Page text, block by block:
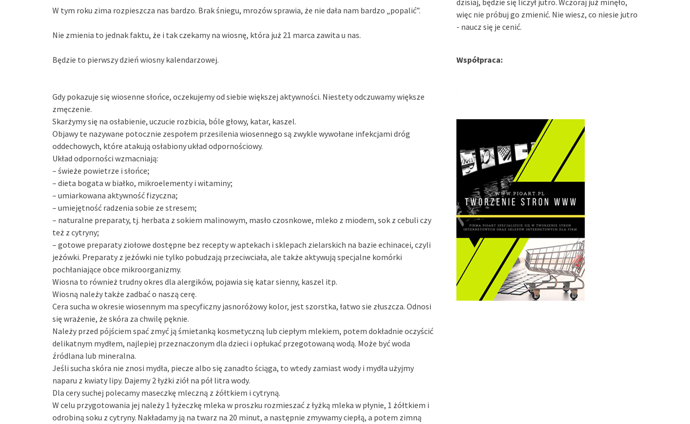
W tym roku zima rozpieszcza nas bardzo. Brak śniegu, mrozów sprawia, że nie dała nam bardzo „popalić”.
Nie zmienia to jednak faktu, że i tak czekamy na wiosnę, która już 21 marca zawita u nas.
Będzie to pierwszy dzień wiosny kalendarzowej.
Gdy pokazuje się wiosenne słońce, oczekujemy od siebie większej aktywności. Niestety odczuwamy większe
zmęczenie.
Skarżymy się na osłabienie, uczucie rozbicia, bóle głowy, katar, kaszel.
Objawy te nazywane potocznie zespołem przesilenia wiosennego są zwykle wywołane infekcjami dróg
oddechowych, które atakują osłabiony układ odpornościowy.
Układ odporności wzmacniają:
– świeże powietrze i słońce;
– dieta bogata w białko, mikroelementy i witaminy;
– umiarkowana aktywność fizyczna;
– umiejętność radzenia sobie ze stresem;
– naturalne preparaty, tj. herbata z sokiem malinowym, masło czosnkowe, mleko z miodem, sok z cebuli czy
też z cytryny;
– gotowe preparaty ziołowe dostępne bez recepty w aptekach i sklepach zielarskich na bazie echinacei, czyli
jeżówki. Preparaty z jeżówki nie tylko pobudzają przeciwciała, ale także aktywują specjalne komórki
pochłaniające obce mikroorganizmy.
Wiosna to również trudny okres dla alergików, pojawia się katar sienny, kaszel itp.
Wiosną należy także zadbać o naszą cerę.
Cera sucha w okresie wiosennym ma specyficzny jasnoróżowy kolor, jest szorstka, łatwo sie złuszcza. Odnosi
się wrażenie, że skóra za chwilę pęknie.
Należy przed pójściem spać zmyć ją śmietanką kosmetyczną lub ciepłym mlekiem, potem dokładnie oczyścić
delikatnym mydłem, najlepiej przeznaczonym dla dzieci i opłukać przegotowaną wodą. Może być woda
źródlana lub mineralna.
Jeśli sucha skóra nie znosi mydła, piecze albo się zanadto ściąga, to wtedy zamiast wody i mydła użyjmy
naparu z kwiaty lipy. Dajemy 2 łyżki ziół na pół litra wody.
Dla cery suchej polecamy maseczkę mleczną z żółtkiem i cytryną.
W celu przygotowania jej należy 1 łyżeczkę mleka w proszku rozmieszać z łyżką mleka w płynie, 1 żółtkiem i
odrobiną soku z cytryny. Nakładamy ją na twarz na 20 minut, a następnie zmywamy ciepłą, a potem zimną
dzisiaj, będzie się liczył jutro. Wczoraj już minęło,
więc nie próbuj go zmienić. Nie wiesz, co niesie jutro
- naucz się je cenić.
Współpraca: